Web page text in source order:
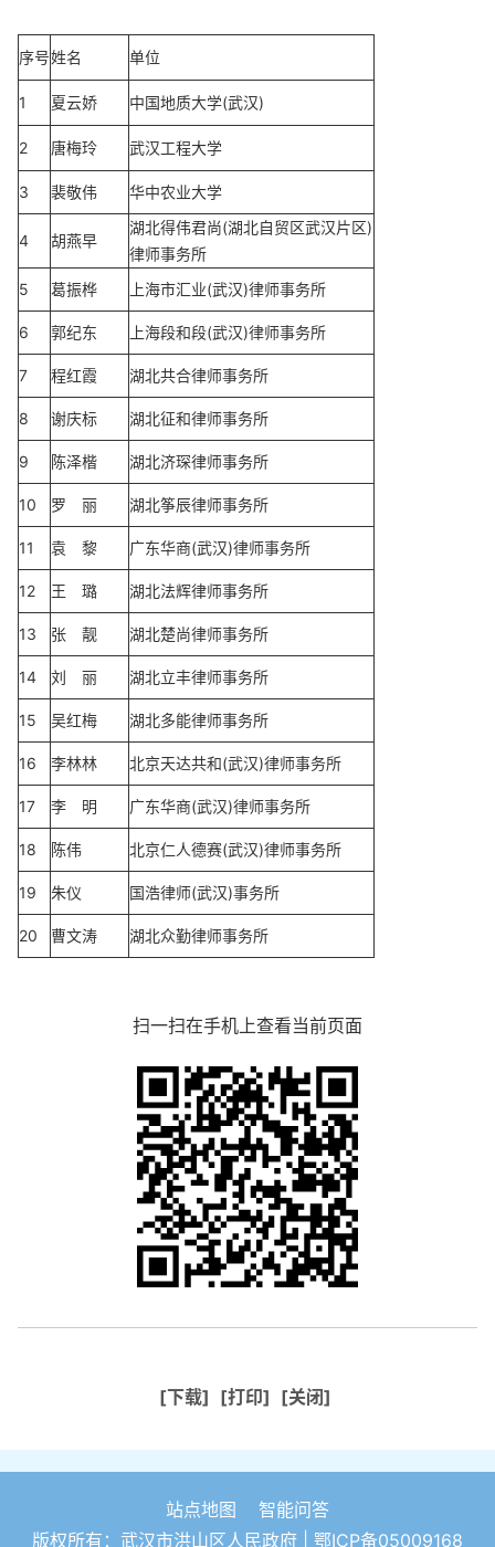
序号姓名 单位
1 夏云娇 中国地质大学(武汉)
2 唐梅玲 武汉工程大学
3 裴敬伟 华中农业大学
4 胡燕早
湖北得伟君尚(湖北自贸区武汉片区)
律师事务所
5
葛振桦 上海市汇业(武汉)律师事务所
6 郭纪东 上海段和段(武汉)律师事务所
7 程红霞 湖北共合律师事务所
8 谢庆标 湖北征和律师事务所
9 陈泽楷 湖北济琛律师事务所
10 罗 丽 湖北筝辰律师事务所
11 袁 黎 广东华商(武汉)律师事务所
12 王 璐 湖北法辉律师事务所
13 张 靓 湖北楚尚律师事务所
14 刘 丽 湖北立丰律师事务所
15 吴红梅 湖北多能律师事务所
16 李林林 北京天达共和(武汉)律师事务所
17 李 明 广东华商(武汉)律师事务所
18 陈伟 北京仁人德赛(武汉)律师事务所
19 朱仪 国浩律师(武汉)事务所
20 曹文涛 湖北众勤律师事务所
扫一扫在手机上查看当前页面
[下载] [打印] [关闭]
站点地图
智能问答
版权所有：武汉市洪山区人民政府 | 鄂ICP备05009168